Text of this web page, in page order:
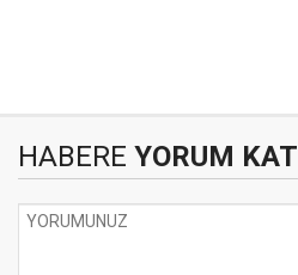
HABERE YORUM KAT